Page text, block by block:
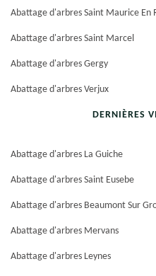
Abattage d'arbres Saint Maurice En
Abattage d'arbres Saint Marcel
Abattage d'arbres Gergy
Abattage d'arbres Verjux
DERNIÈRES
Abattage d'arbres La Guiche
Abattage d'arbres Saint Eusebe
Abattage d'arbres Beaumont Sur
Abattage d'arbres Mervans
Abattage d'arbres Leynes